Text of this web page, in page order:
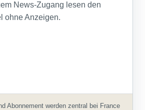
News-Zugang lesen den
ohne Anzeigen.
Abonnement werden zentral bei France